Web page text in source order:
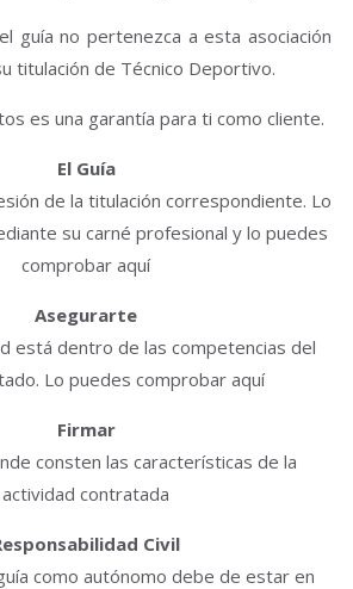
guía no pertenezca a esta asociación
titulación de Técnico Deportivo.
es una garantía para ti como cliente.
El Guía
de la titulación correspondiente. Lo
su carné profesional y lo puedes
comprobar aquí
Asegurarte
está dentro de las competencias del
Lo puedes comprobar aquí
Firmar
consten las características de la
actividad contratada
Civil
como autónomo debe de estar en